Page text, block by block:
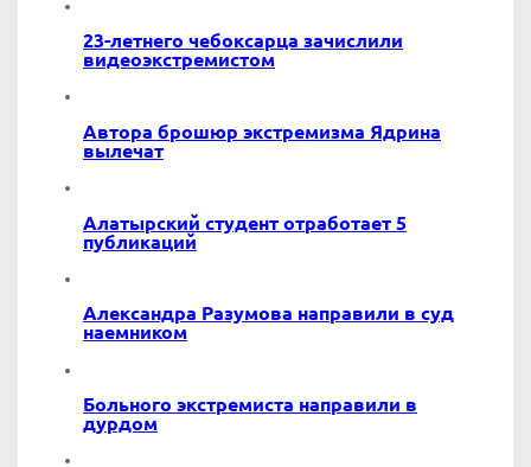
23-летнего чебоксарца зачислили
видеоэкстремистом
Автора брошюр экстремизма Ядрина
вылечат
Алатырский студент отработает 5
публикаций
Александра Разумова направили в суд
наемником
Больного экстремиста направили в
дурдом